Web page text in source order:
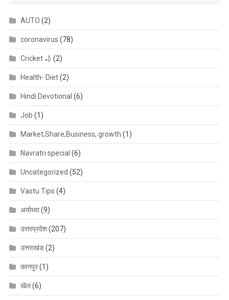
AUTO (2)
coronavirus (78)
Cricket 🏏 (2)
Health- Diet(2)
Hindi Devotional (6)
Job (1)
Market;Share,Business, growth (1)
Navratri special (6)
Uncategorized (52)
Vastu Tips (4)
अयोध्या(9)
उत्तरप्रदेश(207)
उत्तराखंड(2)
कानपुर(1)
खेल(6)